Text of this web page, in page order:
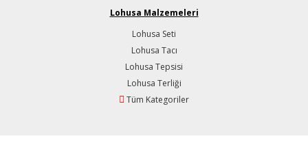
Lohusa Malzemeleri
Lohusa Seti
Lohusa Tacı
Lohusa Tepsisi
Lohusa Terliği
Tüm Kategoriler